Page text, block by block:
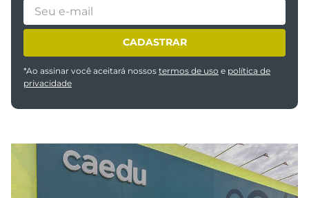
CADASTRAR
*Ao assinar você aceitará nossos termos de uso e política de
privacidade